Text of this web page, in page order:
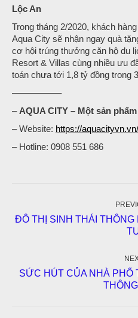
Lộc An
Trong tháng 2/2020, khách
Aqua City sẽ nhận ngay quà
cơ hội trúng thưởng căn hộ du
Resort & Villas cùng nhiều ưu
toán chưa tới 1,8 tỷ đồng trong
—————–
– AQUA CITY – Một sản
– Website: https://aquacityvn.vn/
– Hotline: 0908 551 686
ĐÔ THỊ SINH THÁI
SỨC HÚT CỦA NHÀ PHỐ